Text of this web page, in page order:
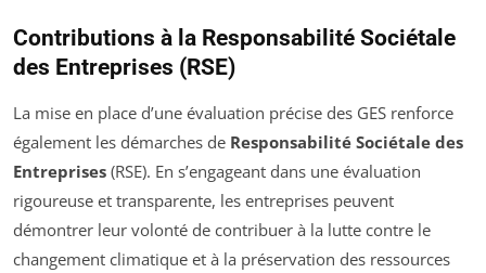
Contributions à la Responsabilité Sociétale
des Entreprises (RSE)
La mise en place d’une évaluation précise des GES renforce
également les démarches de Responsabilité Sociétale des
Entreprises (RSE). En s’engageant dans une évaluation
rigoureuse et transparente, les entreprises peuvent
démontrer leur volonté de contribuer à la lutte contre le
changement climatique et à la préservation des ressources